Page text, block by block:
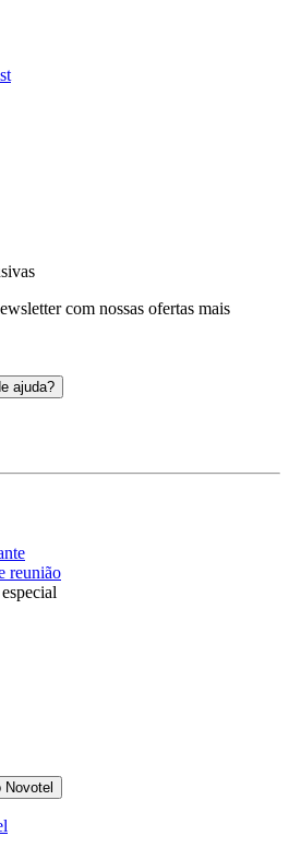
com nossas ofertas mais
ajuda?
reunião
Novotel